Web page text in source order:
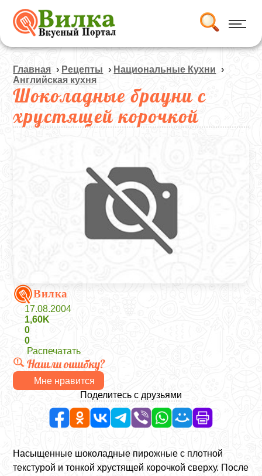
Главная › Рецепты › Национальные Кухни ›
Английская кухня
Шоколадные брауни с
хрустящей корочкой
Вилка
17.08.2004
1,60K
0
0
Распечатать
Нашли ошибку?
Мне нравится
Поделитесь с друзьями
Насыщенные шоколадные пирожные с плотной
текстурой и тонкой хрустящей корочкой сверху. После